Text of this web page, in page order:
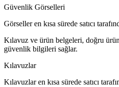
Güvenlik Görselleri
Görseller en kısa sürede satıcı
Kılavuz ve ürün belgeleri, doğru
güvenlik bilgileri sağlar.
Kılavuzlar
Kılavuzlar en kısa sürede satıcı